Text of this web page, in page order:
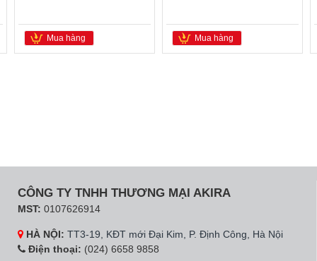
Mua hàng Mua hàng
CÔNG TY TNHH THƯƠNG MẠI AKIRA
MST: 0107626914
HÀ NỘI: TT3-19, KĐT mới Đại Kim, P. Định Công, Hà Nội
Điện thoại: (024) 6658 9858